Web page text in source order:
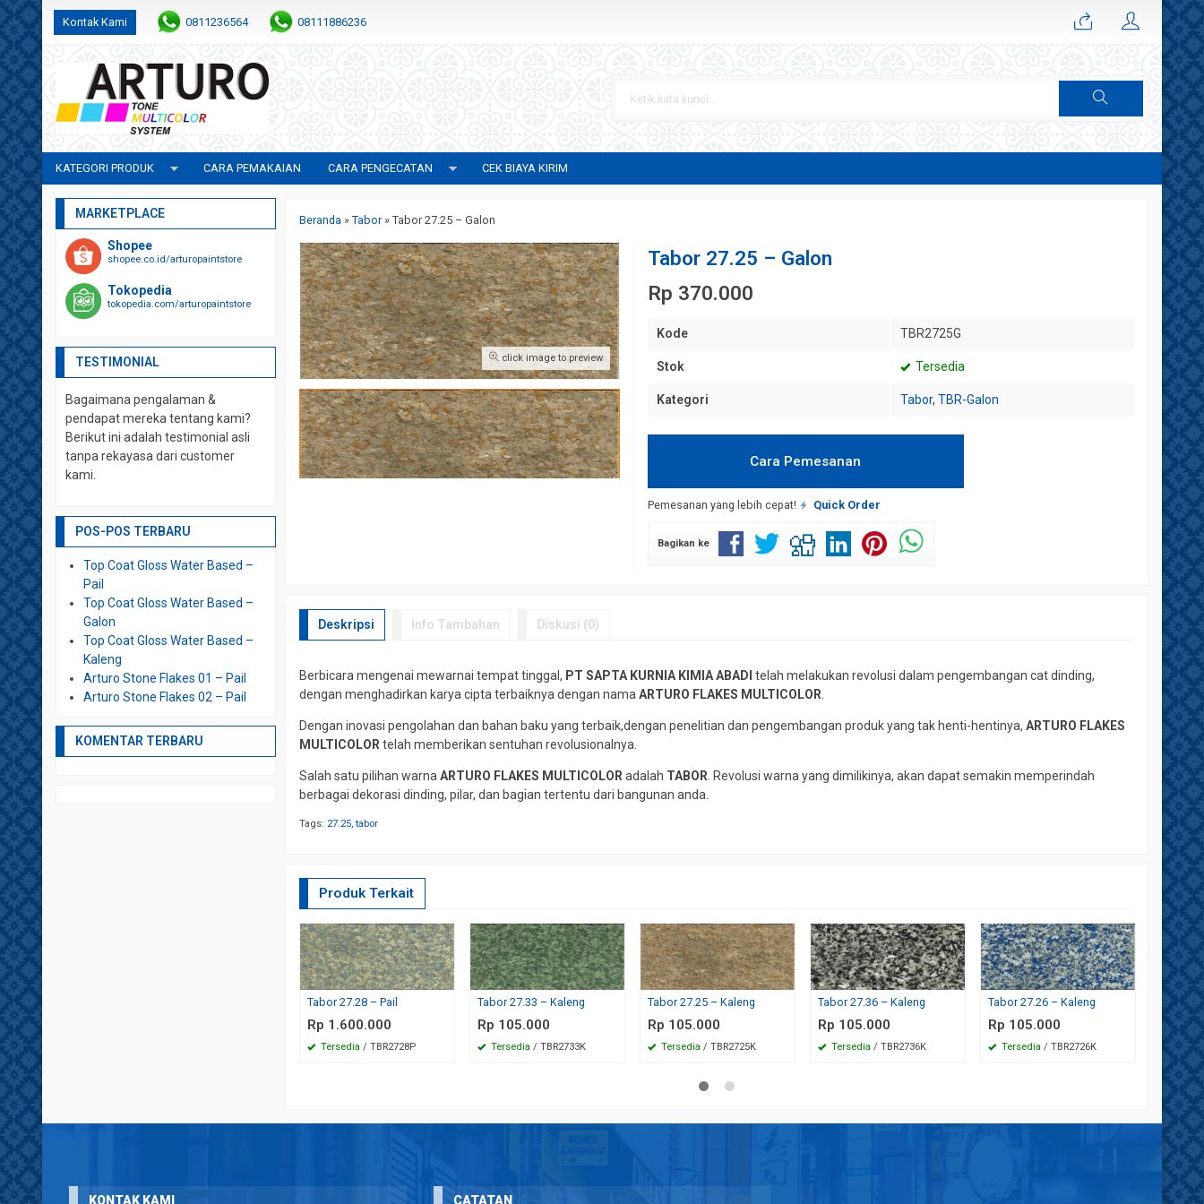
Kontak Kami 0811236564 08111886236
KATEGORI PRODUK CARA PEMAKAIAN CARA PENGECATAN CEK BIAYA KIRIM
Beranda »Tabor »Tabor 27.25 – Galon
click image to preview
Tabor 27.25 – Galon
Rp 370.000
Kode TBR2725G
Stok Tersedia
Kategori Tabor, TBR-Galon
Cara Pemesanan
Pemesanan yang lebih cepat! Quick Order
Bagikan ke
Deskripsi Info Tambahan Diskusi (0)
Berbicara mengenai mewarnai tempat tinggal, PT SAPTA KURNIA KIMIA ABADI telah melakukan revolusi dalam pengembangan cat dinding,
dengan menghadirkan karya cipta terbaiknya dengan namaARTURO FLAKES MULTICOLOR
Dengan inovasi pengolahan dan bahan baku yang terbaik,dengan penelitian dan pengembangan produk yang tak henti-hentinya,ARTURO FLAKES
MULTICOLOR telah memberikan sentuhan revolusionalnya.
Salah satu pilihan warnaARTURO FLAKES MULTICOLOR adalah TABOR . Revolusi warna yang dimilikinya, akan dapat semakin memperindah
berbagai dekorasi dinding, pilar, dan bagian tertentu dari bangunan anda.
Tags: 27.25,tabor
Produk Terkait
Tabor 27.28 – Pail
Rp 1.600.000
Tersedia / TBR2728P
Tabor 27.33 – Kaleng
Rp 105.000
Tersedia / TBR2733K
Tabor 27.25 – Kaleng
Rp 105.000
Tersedia / TBR2725K
Tabor 27.36 – Kaleng
Rp 105.000
Tersedia / TBR2736K
Tabor 27.26 – Kaleng
Rp 105.000
Tersedia / TBR2726K
MARKETPLACE
Shopee
shopee.co.id/arturopaintstore
Tokopedia
tokopedia.com/arturopaintstore
TESTIMONIAL
Bagaimana pengalaman &
pendapat mereka tentang kami?
Berikut ini adalah testimonial asli
tanpa rekayasa dari customer
kami.
POS-POS TERBARU
Top Coat Gloss Water Based –
Pail
Top Coat Gloss Water Based –
Galon
Top Coat Gloss Water Based –
Kaleng
Arturo Stone Flakes 01 – Pail
Arturo Stone Flakes 02 – Pail
KOMENTAR TERBARU
KONTAK KAMI CATATAN